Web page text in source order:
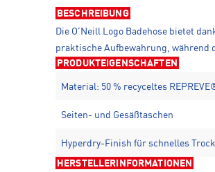
BESCHREIBUNG
Die O'Neill Logo Badehose bietet
praktische Aufbewahrung, während
PRODUKTEIGENSCHAFTEN
Material: 50 % recyceltes
Seiten- und Gesäßtaschen
Hyperdry-Finish für schnelles
HERSTELLERINFORMATIONEN